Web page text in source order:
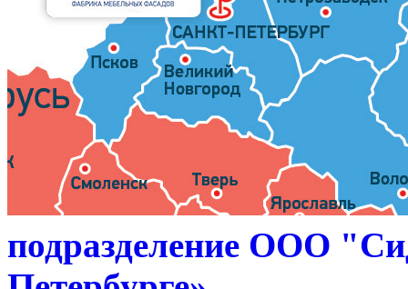
подразделение ООО